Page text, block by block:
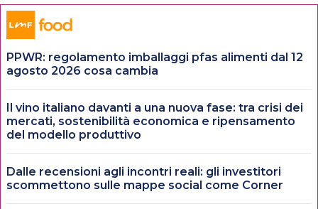
PPWR: regolamento imballaggi pfas alimenti dal 12
agosto 2026 cosa cambia
Il vino italiano davanti a una nuova fase: tra crisi dei
mercati, sostenibilità economica e ripensamento
del modello produttivo
Dalle recensioni agli incontri reali: gli investitori
scommettono sulle mappe social come Corner